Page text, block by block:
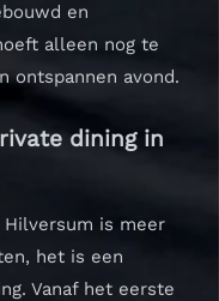
en
alleen nog te
ontspannen avond.
dining in
Hilversum is meer
het is een
Vanaf het eerste